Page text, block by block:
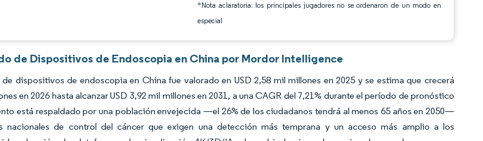
*Nota aclaratoria: los principales jugadores no se ordenaron de un modo en
especial
de Dispositivos de Endoscopia en China por Mordor Intelligence
dispositivos de endoscopia en China fue valorado en USD 2,58 mil millones en 2025 y se estima que crecerá
en 2026 hasta alcanzar USD 3,92 mil millones en 2031, a una CAGR del 7,21% durante el período de pronóstico
está respaldado por una población envejecida —el 26% de los ciudadanos tendrá al menos 65 años en 2050—
nacionales de control del cáncer que exigen una detección más temprana y un acceso más amplio a los